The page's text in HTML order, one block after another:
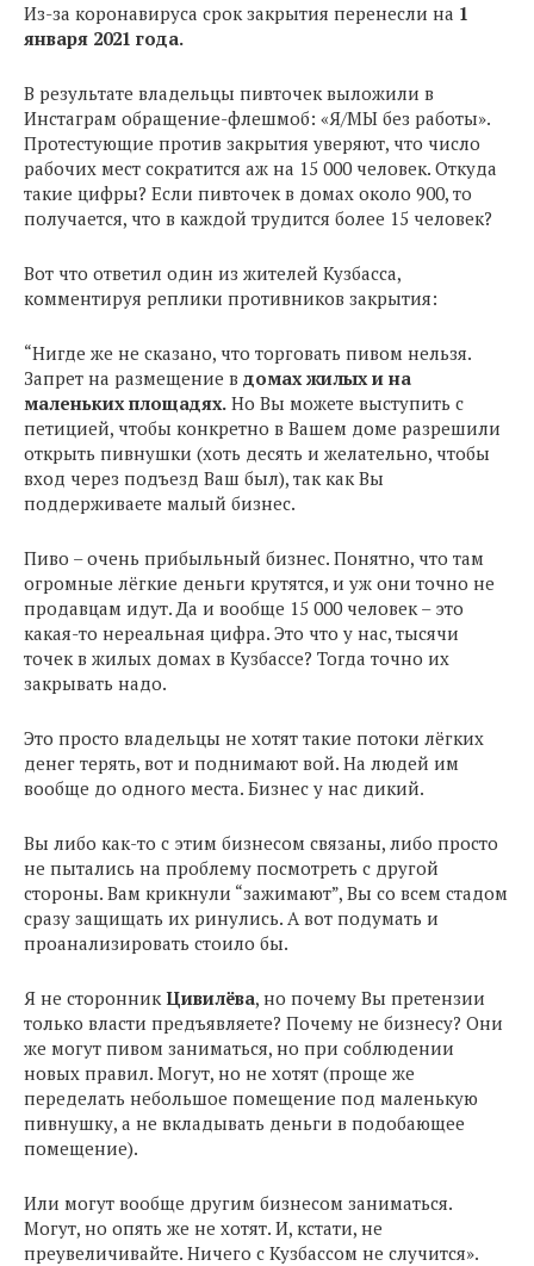
Из-за коронавируса срок закрытия перенесли на 1
января 2021 года.
В результате владельцы пивточек выложили в
Инстаграм обращение-флешмоб: «Я/МЫ без работы».
Протестующие против закрытия уверяют, что число
рабочих мест сократится аж на 15 000 человек. Откуда
такие цифры? Если пивточек в домах около 900, то
получается, что в каждой трудится более 15 человек?
Вот что ответил один из жителей Кузбасса,
комментируя реплики противников закрытия:
“Нигде же не сказано, что торговать пивом нельзя.
Запрет на размещение в домах жилых и на
маленьких площадях. Но Вы можете выступить с
петицией, чтобы конкретно в Вашем доме разрешили
открыть пивнушки (хоть десять и желательно, чтобы
вход через подъезд Ваш был), так как Вы
поддерживаете малый бизнес.
Пиво – очень прибыльный бизнес. Понятно, что там
огромные лёгкие деньги крутятся, и уж они точно не
продавцам идут. Да и вообще 15 000 человек – это
какая-то нереальная цифра. Это что у нас, тысячи
точек в жилых домах в Кузбассе? Тогда точно их
закрывать надо.
Это просто владельцы не хотят такие потоки лёгких
денег терять, вот и поднимают вой. На людей им
вообще до одного места. Бизнес у нас дикий.
Вы либо как-то с этим бизнесом связаны, либо просто
не пытались на проблему посмотреть с другой
стороны. Вам крикнули “зажимают”, Вы со всем стадом
сразу защищать их ринулись. А вот подумать и
проанализировать стоило бы.
Я не сторонникЦивилёва, но почему Вы претензии
только власти предъявляете? Почему не бизнесу? Они
же могут пивом заниматься, но при соблюдении
новых правил. Могут, но не хотят (проще же
переделать небольшое помещение под маленькую
пивнушку, а не вкладывать деньги в подобающее
помещение).
Или могут вообще другим бизнесом заниматься.
Могут, но опять же не хотят. И, кстати, не
преувеличивайте. Ничего с Кузбассом не случится».